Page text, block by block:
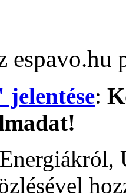
espavo.hu
: